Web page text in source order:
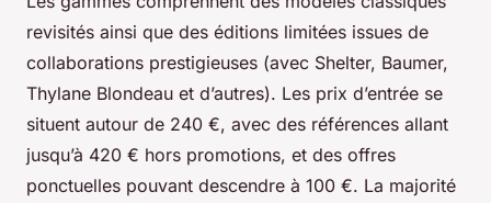
revisités ainsi que des éditions limitées issues de
collaborations prestigieuses (avec Shelter, Baumer,
Thylane Blondeau et d’autres). Les prix d’entrée se
situent autour de 240 €, avec des références allant
jusqu’à 420 € hors promotions, et des offres
ponctuelles pouvant descendre à 100 €. La majorité